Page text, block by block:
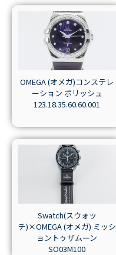
OMEGA (オメガ)コンステレ
ーション ポリッシュ
123.18.35.60.60.001
Swatch(スウォッ
チ)×OMEGA (オメガ) ミッシ
ョントゥザムーン
SO03M100